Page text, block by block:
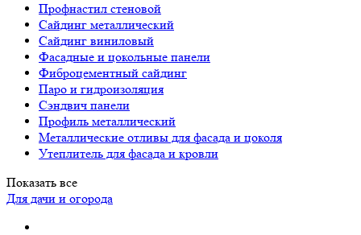
Профнастил стеновой
Сайдинг металлический
Сайдинг виниловый
Фасадные и цокольные панели
Фиброцементный сайдинг
Паро и гидроизоляция
Сэндвич панели
Профиль металлический
Металлические отливы для фасада и цоколя
Утеплитель для фасада и кровли
Показать все
Для дачи и огорода